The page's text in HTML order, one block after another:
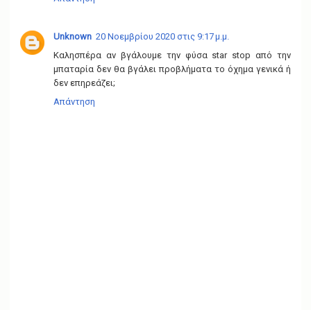
Unknown 20 Νοεμβρίου 2020 στις 9:17 μ.μ.
Καλησπέρα αν βγάλουμε την φύσα star stop από την
μπαταρία δεν θα βγάλει προβλήματα το όχημα γενικά ή
δεν επηρεάζει;
Απάντηση